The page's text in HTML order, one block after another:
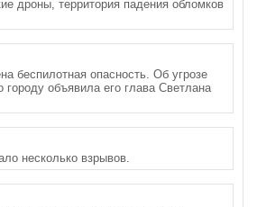
дроны, территория падения обломков
беспилотная опасность. Об угрозе
объявила его глава Светлана
несколько взрывов.